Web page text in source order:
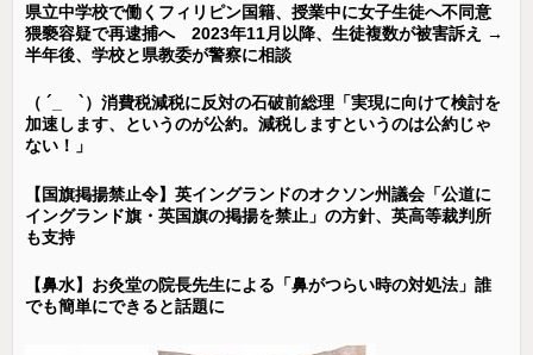
県立中学校で働くフィリピン国籍、授業中に女子生徒へ不同意
猥褻容疑で再逮捕へ 2023年11月以降、生徒複数が被害訴え →
半年後、学校と県教委が警察に相談
（ ´_ゝ`）消費税減税に反対の石破前総理「実現に向けて検討を
加速します、というのが公約。減税しますというのは公約じゃ
ない！」
【国旗掲揚禁止令】英イングランドのオクソン州議会「公道に
イングランド旗・英国旗の掲揚を禁止」の方針、英高等裁判所
も支持
【鼻水】お灸堂の院長先生による「鼻がつらい時の対処法」誰
でも簡単にできると話題に